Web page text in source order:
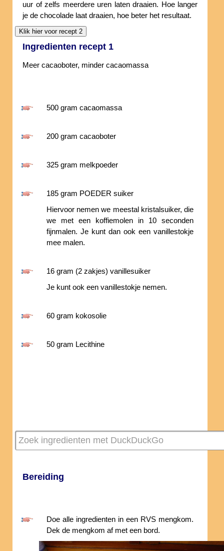
uur of zelfs meerdere uren laten draaien. Hoe langer
je de chocolade laat draaien, hoe beter het resultaat.
Ingredienten recept 1
Meer cacaoboter, minder cacaomassa
500 gram cacaomassa
200 gram cacaoboter
325 gram melkpoeder
185 gram POEDER suiker
Hiervoor nemen we meestal kristalsuiker, die
we met een koffiemolen in 10 seconden
fijnmalen. Je kunt dan ook een vanillestokje
mee malen.
16 gram (2 zakjes) vanillesuiker
Je kunt ook een vanillestokje nemen.
60 gram kokosolie
50 gram Lecithine
Bereiding
Doe alle ingredienten in een RVS mengkom.
Dek de mengkom af met een bord.